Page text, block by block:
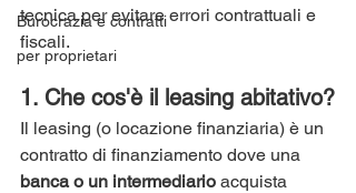
Burocrazia e contratti
per proprietari
tecnica per evitare errori contrattuali e
fiscali.
1. Che cos'è il leasing abitativo?
Il leasing (o locazione finanziaria) è un
contratto di finanziamento dove una
banca o un intermediario acquista